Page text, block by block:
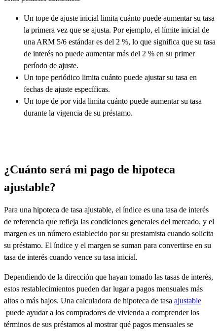
Un tope de ajuste inicial limita cuánto puede aumentar su tasa
la primera vez que se ajusta. Por ejemplo, el límite inicial de
una ARM 5/6 estándar es del 2 %, lo que significa que su tasa
de interés no puede aumentar más del 2 % en su primer
período de ajuste.
Un tope periódico limita cuánto puede ajustar su tasa en
fechas de ajuste específicas.
Un tope de por vida limita cuánto puede aumentar su tasa
durante la vigencia de su préstamo.
¿Cuánto será mi pago de hipoteca
ajustable?
Para una hipoteca de tasa ajustable, el índice es una tasa de interés
de referencia que refleja las condiciones generales del mercado, y el
margen es un número establecido por su prestamista cuando solicita
su préstamo. El índice y el margen se suman para convertirse en su
tasa de interés cuando vence su tasa inicial.
Dependiendo de la dirección que hayan tomado las tasas de interés,
estos restablecimientos pueden dar lugar a pagos mensuales más
altos o más bajos. Una calculadora de hipoteca de tasa ajustable
puede ayudar a los compradores de vivienda a comprender los
términos de sus préstamos al mostrar qué pagos mensuales se